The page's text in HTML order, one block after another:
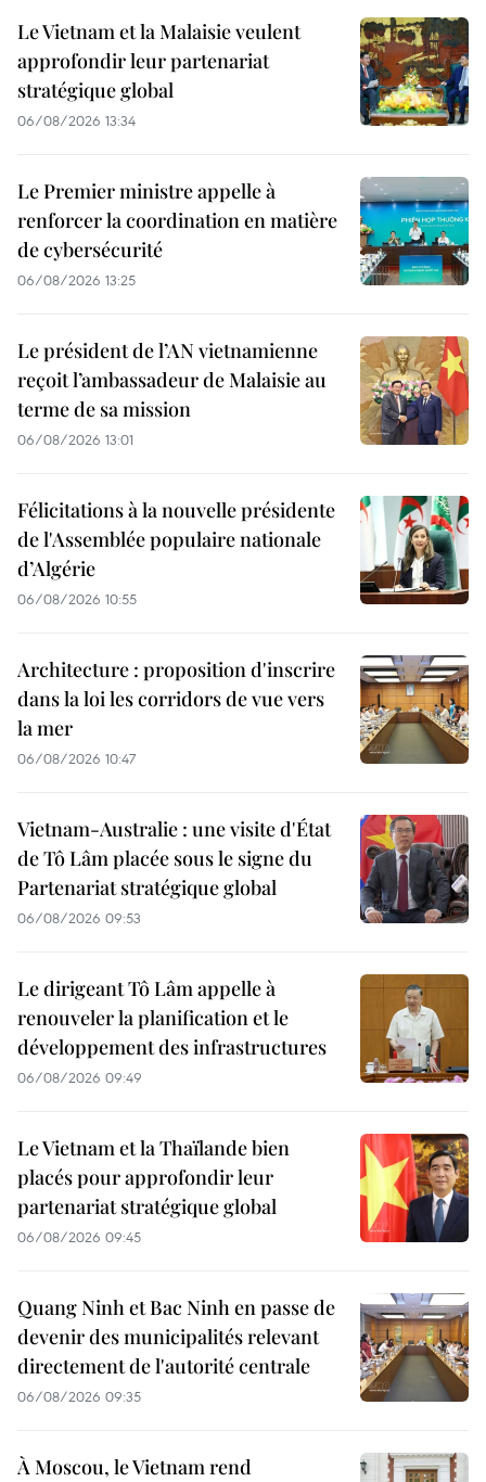
Le Vietnam et la Malaisie veulent
approfondir leur partenariat
stratégique global
06/08/2026 13:34
Le Premier ministre appelle à
renforcer la coordination en matière
de cybersécurité
06/08/2026 13:25
Le président de l’AN vietnamienne
reçoit l’ambassadeur de Malaisie au
terme de sa mission
06/08/2026 13:01
Félicitations à la nouvelle présidente
de l'Assemblée populaire nationale
d’Algérie
06/08/2026 10:55
Architecture : proposition d'inscrire
dans la loi les corridors de vue vers
la mer
06/08/2026 10:47
Vietnam-Australie : une visite d'État
de Tô Lâm placée sous le signe du
Partenariat stratégique global
06/08/2026 09:53
Le dirigeant Tô Lâm appelle à
renouveler la planification et le
développement des infrastructures
06/08/2026 09:49
Le Vietnam et la Thaïlande bien
placés pour approfondir leur
partenariat stratégique global
06/08/2026 09:45
Quang Ninh et Bac Ninh en passe de
devenir des municipalités relevant
directement de l'autorité centrale
06/08/2026 09:35
À Moscou, le Vietnam rend